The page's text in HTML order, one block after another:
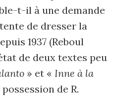
t-il à une demande
tente de dresser la
1937 (Reboul
de deux textes peu
» et « Inne à la
de R.